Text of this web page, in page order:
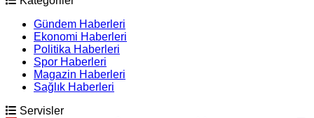
Gündem Haberleri
Ekonomi Haberleri
Politika Haberleri
Spor Haberleri
Magazin Haberleri
Sağlık Haberleri
Servisler